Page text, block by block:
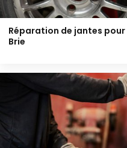
Réparation de jantes
Brie